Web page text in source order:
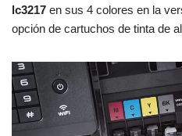
lc3217 en sus 4 colores en la
opción de cartuchos de tinta de